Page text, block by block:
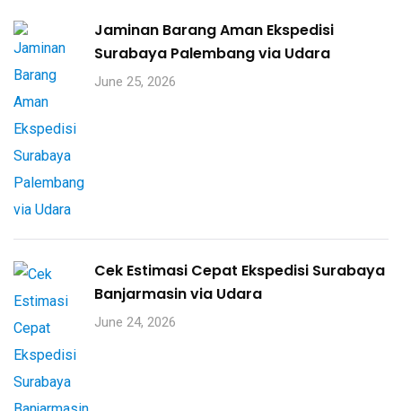
Jaminan Barang Aman Ekspedisi
Surabaya Palembang via Udara
June 25, 2026
Cek Estimasi Cepat Ekspedisi Surabaya
Banjarmasin via Udara
June 24, 2026